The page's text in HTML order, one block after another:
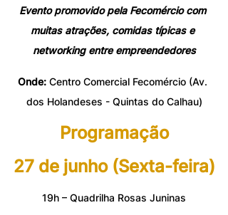
Evento promovido pela Fecomércio com
muitas atrações, comidas típicas e
networking entre empreendedores
Onde: Centro Comercial Fecomércio (Av.
dos Holandeses - Quintas do Calhau)
Programação
27 de junho (Sexta-feira)
19h – Quadrilha Rosas Juninas